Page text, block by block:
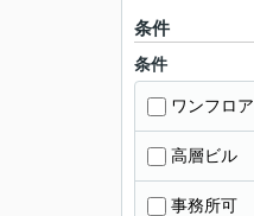
条件
条件
ワンフロア
高層ビル
事務所可